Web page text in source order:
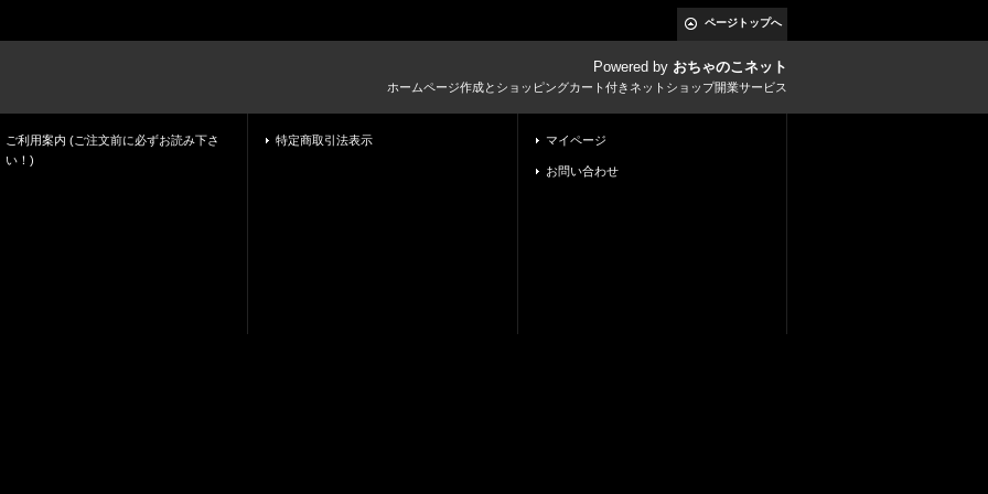
ページトップへ
Powered by おちゃのこネット
ホームページ作成とショッピングカート付きネットショップ開業サービス
ご利用案内 (ご注文前に必ずお読み下さ
い！)
特定商取引法表示 マイページ
お問い合わせ